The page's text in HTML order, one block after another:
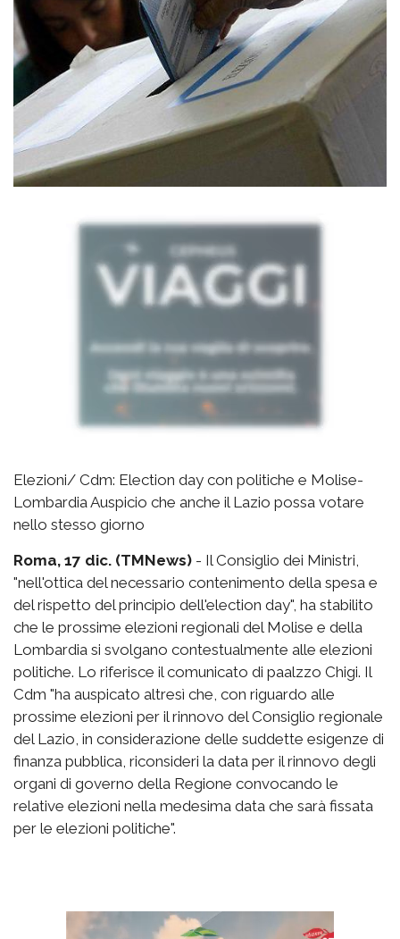
Elezioni/ Cdm: Election day con politiche e Molise-
Lombardia Auspicio che anche il Lazio possa votare
nello stesso giorno
Roma, 17 dic. (TMNews) - Il Consiglio dei Ministri,
"nell'ottica del necessario contenimento della spesa e
del rispetto del principio dell'election day", ha stabilito
che le prossime elezioni regionali del Molise e della
Lombardia si svolgano contestualmente alle elezioni
politiche. Lo riferisce il comunicato di paalzzo Chigi. Il
Cdm "ha auspicato altresì che, con riguardo alle
prossime elezioni per il rinnovo del Consiglio regionale
del Lazio, in considerazione delle suddette esigenze di
finanza pubblica, riconsideri la data per il rinnovo degli
organi di governo della Regione convocando le
relative elezioni nella medesima data che sarà fissata
per le elezioni politiche".